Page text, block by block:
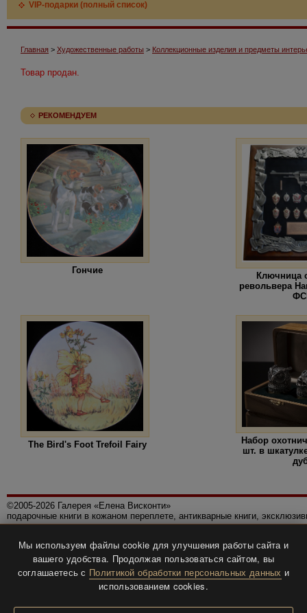
VIP-подарки (полный список)
Главная > Художественные работы > Коллекционные изделия и предметы
Товар продан.
РЕКОМЕНДУЕМ
Гончие
Ключница
револьвера
The Bird's Foot Trefoil Fairy
Набор
шт. в
©2005-2026 Галерея «Елена Висконти»
подарочные книги в кожаном переплете, антикварные книги,
Политика конфиденциальности
Все права защищены.
Разработка и дизайнBTV-info.
Мы используем файлы cookie для улучшения работы сайта и
вашего удобства. Продолжая пользоваться сайтом, вы
соглашаетесь с Политикой обработки персональных данных и
использованием cookies.